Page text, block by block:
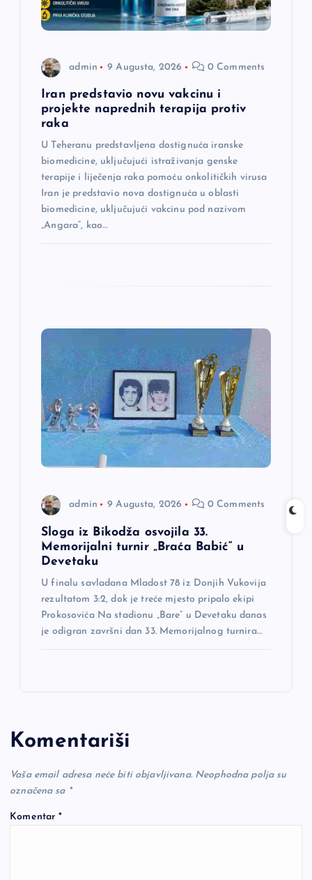
admin 9 Augusta, 2026 0 Comments
Iran predstavio novu vakcinu i
projekte naprednih terapija protiv
raka
U Teheranu predstavljena dostignuća iranske
biomedicine, uključujući istraživanja genske
terapije i liječenja raka pomoću onkolitičkih virusa
Iran je predstavio nova dostignuća u oblasti
biomedicine, uključujući vakcinu pod nazivom
„Angara“, kao…
admin 9 Augusta, 2026 0 Comments
Sloga iz Bikodža osvojila 33.
Memorijalni turnir „Braća Babić“ u
Devetaku
U finalu savladana Mladost 78 iz Donjih Vukovija
rezultatom 3:2, dok je treće mjesto pripalo ekipi
Prokosovića Na stadionu „Bare“ u Devetaku danas
je odigran završni dan 33. Memorijalnog turnira…
Komentariši
Vaša email adresa neće biti objavljivana. Neophodna polja su
označena sa *
Komentar*